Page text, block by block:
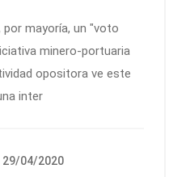
por mayoría, un "voto
minero-portuaria
opositora ve este
inter
29/04/2020